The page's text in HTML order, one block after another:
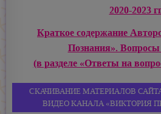
2020-2023
Краткое содержание
Познания».
(в разделе «Ответы на
СКАЧИВАНИЕ МАТЕРИАЛОВ
ВИДЕО КАНАЛА «ВИКТОРИЯ